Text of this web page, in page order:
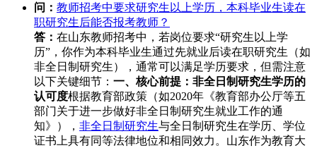
问： 教师招考中要求研究生以上学历，本科毕业生读在
职研究生后能否报考教师？
答： 在山东教师招考中，若岗位要求“研究生以上学
历”，你作为本科毕业生通过先就业后读在职研究生（如
非全日制研究生），通常可以满足学历要求，但需注意
以下关键细节： 一、核心前提：非全日制研究生学历的
认可度根据教育部政策（如2020年《教育部办公厅等五
部门关于进一步做好非全日制研究生就业工作的通
知》）， 非全日制研究生与全日制研究生在学历、学位
证书上具有同等法律地位和相同效力。山东作为教育大